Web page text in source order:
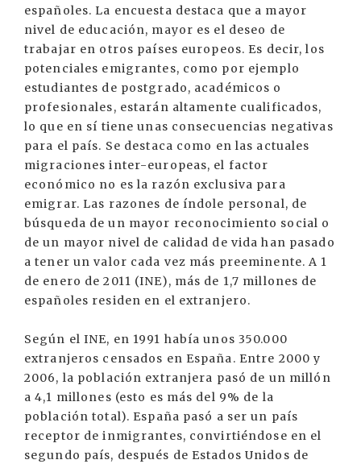
españoles. La encuesta destaca que a mayor
nivel de educación, mayor es el deseo de
trabajar en otros países europeos. Es decir, los
potenciales emigrantes, como por ejemplo
estudiantes de postgrado, académicos o
profesionales, estarán altamente cualificados,
lo que en sí tiene unas consecuencias negativas
para el país. Se destaca como en las actuales
migraciones inter-europeas, el factor
económico no es la razón exclusiva para
emigrar. Las razones de índole personal, de
búsqueda de un mayor reconocimiento social o
de un mayor nivel de calidad de vida han pasado
a tener un valor cada vez más preeminente. A 1
de enero de 2011 (INE), más de 1,7 millones de
españoles residen en el extranjero.
Según el INE, en 1991 había unos 350.000
extranjeros censados en España. Entre 2000 y
2006, la población extranjera pasó de un millón
a 4,1 millones (esto es más del 9% de la
población total). España pasó a ser un país
receptor de inmigrantes, convirtiéndose en el
segundo país, después de Estados Unidos de